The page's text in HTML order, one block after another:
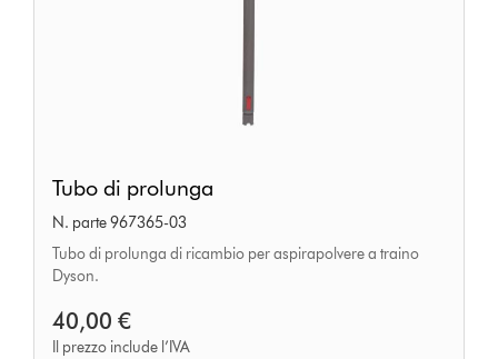
di
prolunga
Tubo di prolunga
N. parte 967365-03
Tubo di prolunga di ricambio per aspirapolvere a traino
Dyson.
40,00 €
Il prezzo include l’IVA